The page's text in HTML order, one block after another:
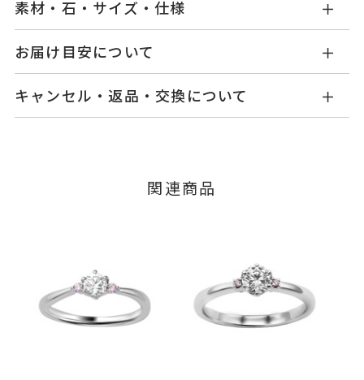
素材・石・サイズ・仕様
品番
KW1111E002PDMM
素材
Pt900
石
ダイヤモンド 0.20ct～0.229ct
算料金を頂戴しております。
サイズ直し #7以上 は+2、-1まで
可、#6.5以下は+1のみ可
お届け目安について
てご案内いたします。
詳しくはこちら
キャンセル・返品・交換について
ージの購入履歴一覧よりご注文状況をご確認いた
メンバーシップ未登録のお客さまは、お問い合
わせフォームよりご連絡ください。
返品・交換以下の場合、商品の返品・交換・返金
関連商品